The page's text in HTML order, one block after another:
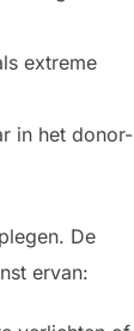
extreme
in het donor-
De
ervan: